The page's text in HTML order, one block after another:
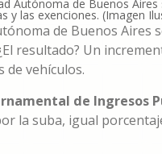
Autónoma de Buenos
y las exenciones. (Imagen
de Buenos
resultado? Un
de vehículos.
de Ingresos
la suba, igual